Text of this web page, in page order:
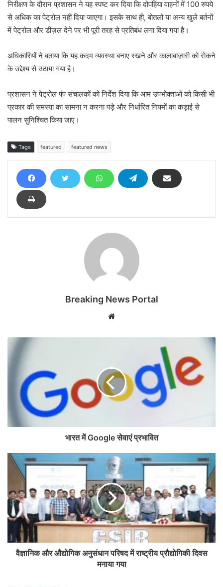
निरीक्षण के दौरान प्रशासन ने यह स्पष्ट कर दिया कि दोपहिया वाहनों में 100 रुपये
से अधिक का पेट्रोल नहीं दिया जाएगा। इसके साथ ही, बोतलों या अन्य खुले बर्तनों
में पेट्रोल और डीज़ल देने पर भी पूरी तरह से प्रतिबंध लगा दिया गया है।
अधिकारियों ने बताया कि यह कदम व्यवस्था बनाए रखने और कालाबाज़ारी को रोकने
के उद्देश्य से उठाया गया है।
प्रशासन ने पेट्रोल पंप संचालकों को निर्देश दिया कि आम उपभोक्ताओं को किसी भी
प्रकार की समस्या का सामना न करना पड़े और निर्धारित नियमों का कड़ाई से
पालन सुनिश्चित किया जाए।
Tags featured featured news
Breaking News Portal
Website
भारत में Google सेवाएं प्रभावित
वैज्ञानिक और औद्योगिक अनुसंधान परिषद में राष्ट्रीय प्रौद्योगिकी दिवस
मनाया गया